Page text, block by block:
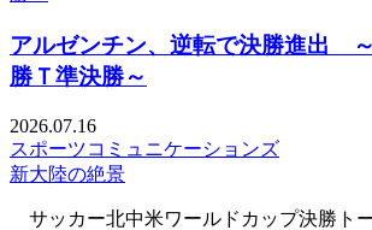
アルゼンチン、逆転で決勝進出
勝Ｔ準決勝～
2026.07.16
スポーツコミュニケーションズ
新大陸の絶景
サッカー北中米ワールドカップ決勝ト